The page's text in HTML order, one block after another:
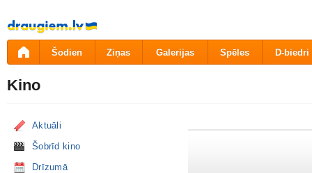
Pāriet
uz
saturu
Šodien Ziņas Galerijas Spēles D-biedri
Kino
Aktuāli
Šobrīd kino
Drīzumā